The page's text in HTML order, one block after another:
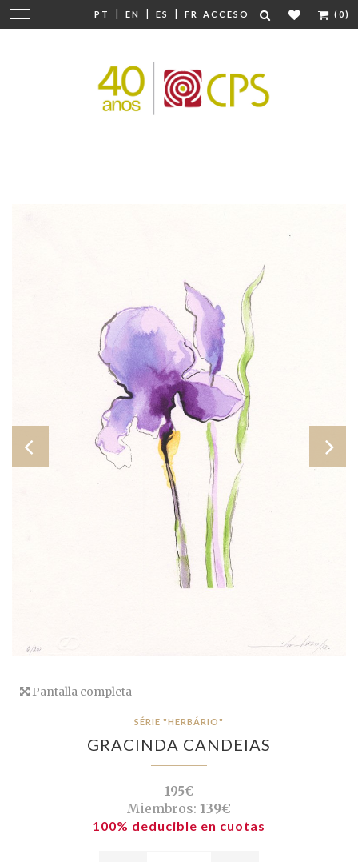
PT | EN | ES | FR ACCESO (0)
Cambiar
navegación
Pantalla completa
SÉRIE "HERBÁRIO"
GRACINDA CANDEIAS
195€
Miembros: 139€
100% deducible en cuotas